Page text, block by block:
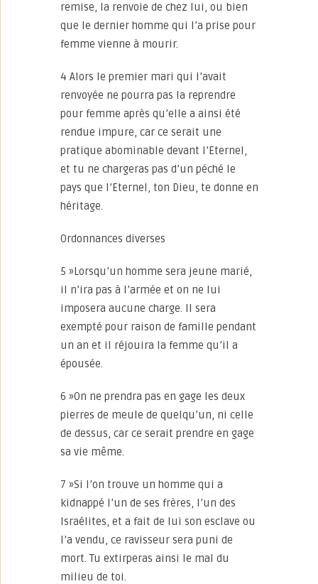
remise, la renvoie de chez lui, ou bien
que le dernier homme qui l’a prise pour
femme vienne à mourir.
4 Alors le premier mari qui l’avait
renvoyée ne pourra pas la reprendre
pour femme après qu’elle a ainsi été
rendue impure, car ce serait une
pratique abominable devant l’Eternel,
et tu ne chargeras pas d’un péché le
pays que l’Eternel, ton Dieu, te donne en
héritage.
Ordonnances diverses
5 »Lorsqu’un homme sera jeune marié,
il n’ira pas à l’armée et on ne lui
imposera aucune charge. Il sera
exempté pour raison de famille pendant
un an et il réjouira la femme qu’il a
épousée.
6 »On ne prendra pas en gage les deux
pierres de meule de quelqu’un, ni celle
de dessus, car ce serait prendre en gage
sa vie même.
7 »Si l’on trouve un homme qui a
kidnappé l’un de ses frères, l’un des
Israélites, et a fait de lui son esclave ou
l’a vendu, ce ravisseur sera puni de
mort. Tu extirperas ainsi le mal du
milieu de toi.